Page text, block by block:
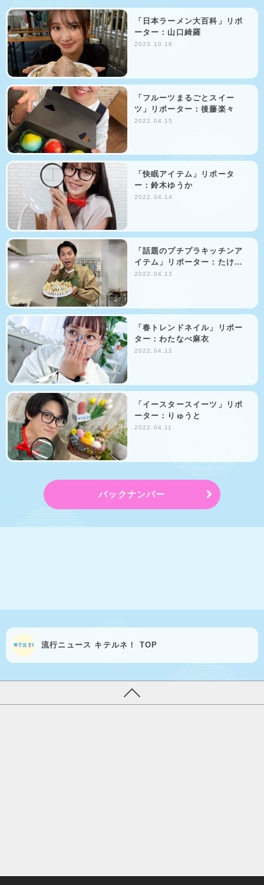
「日本ラーメン大百科」リポ
ーター：山口綺羅
2023.10.16
「フルーツまるごとスイー
ツ」リポーター：後藤楽々
2022.04.15
「快眠アイテム」リポータ
ー：鈴木ゆうか
2022.04.14
「話題のプチプラキッチンア
イテム」リポーター：たけ…
2022.04.13
「春トレンドネイル」リポー
ター：わたなべ麻衣
2022.04.12
「イースタースイーツ」リポ
ーター：りゅうと
2022.04.11
バックナンバー
流行ニュース キテルネ！ TOP